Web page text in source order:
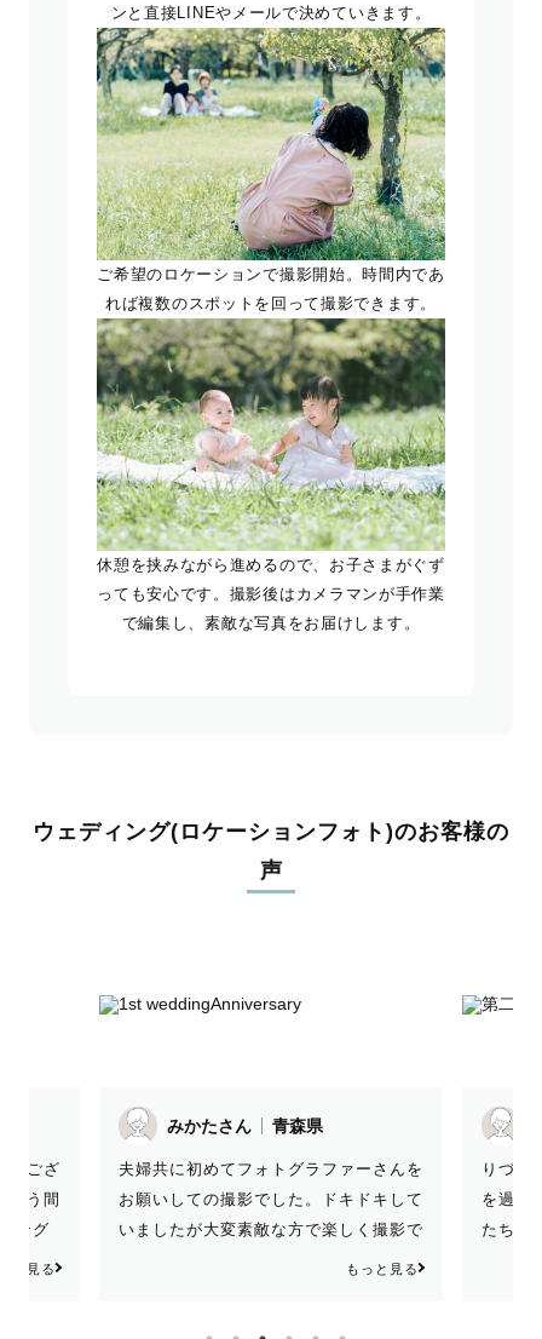
ンと直接LINEやメールで決めていきます。
ご希望のロケーションで撮影開始。時間内であ
れば複数のスポットを回って撮影できます。
休憩を挟みながら進めるので、お子さまがぐず
っても安心です。撮影後はカメラマンが手作業
で編集し、素敵な写真をお届けします。
ウェディング(ロケーションフォト)のお客様の
声
うござ
いう間
ング
で、モ
と見る
みかたさん 青森県
夫婦共に初めてフォトグラファーさんを
お願いしての撮影でした。ドキドキして
いましたが大変素敵な方で楽しく撮影で
きました😆 なかなか冷え込む日でした
もっと見る
りづさ
を過ご
たちの